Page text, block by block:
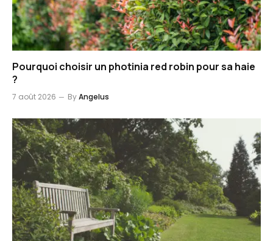
Pourquoi choisir un photinia red robin pour sa haie
?
7 août 2026 ByAngelus